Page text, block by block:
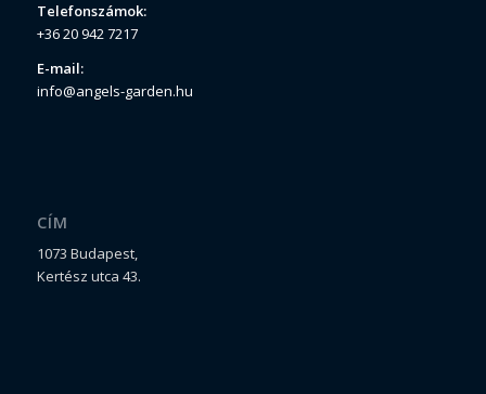
Telefonszámok:
+36 20 942 7217
E-mail:
info@angels-garden.hu
CÍM
1073 Budapest,
Kertész utca 43.